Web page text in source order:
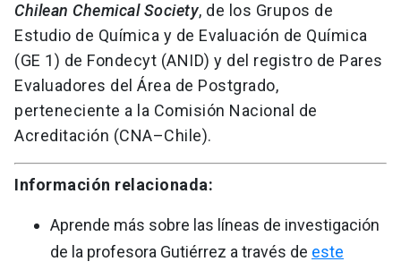
Chilean Chemical Society, de los Grupos de
Estudio de Química y de Evaluación de Química
(GE 1) de Fondecyt (ANID) y del registro de Pares
Evaluadores del Área de Postgrado,
perteneciente a la Comisión Nacional de
Acreditación (CNA–Chile).
Información relacionada:
Aprende más sobre las líneas de investigación
de la profesora Gutiérrez a través de este